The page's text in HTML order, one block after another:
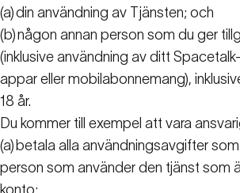
(a)din användning av Tjänsten; och
(b)någon annan person som du ger
(inklusive användning av ditt
appar eller mobilabonnemang),
18 år.
Du kommer till exempel att vara
(a) betala alla användningsavgifter
person som använder den tjänst som